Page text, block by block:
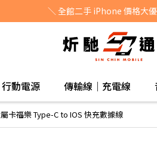
＼ 全館二手 iPhone 價格大
動電源 傳輸線｜充電線
卡福樂 Type-C to IOS 快充數據線